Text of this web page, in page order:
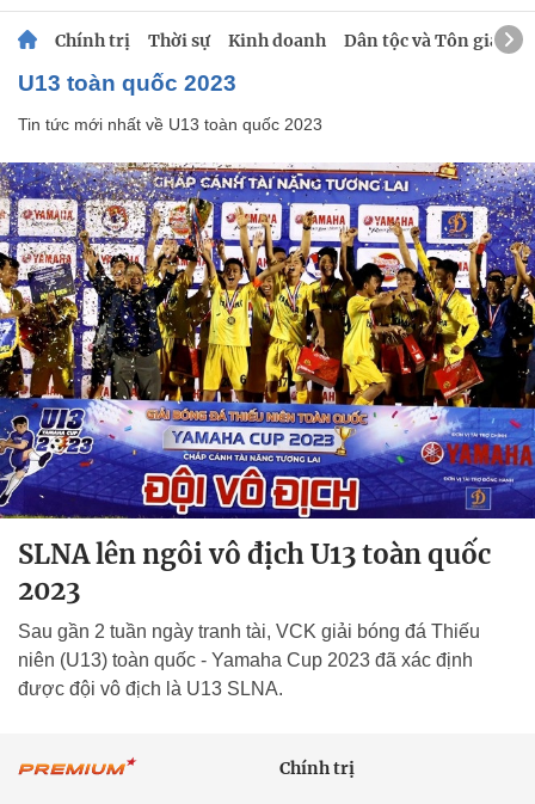
Chính trị Thời sự Kinh doanh Dân tộc và Tôn giáo
U13 toàn quốc 2023
Tin tức mới nhất về U13 toàn quốc 2023
SLNA lên ngôi vô địch U13 toàn quốc
2023
Sau gần 2 tuần ngày tranh tài, VCK giải bóng đá Thiếu
niên (U13) toàn quốc - Yamaha Cup 2023 đã xác định
được đội vô địch là U13 SLNA.
Chính trị